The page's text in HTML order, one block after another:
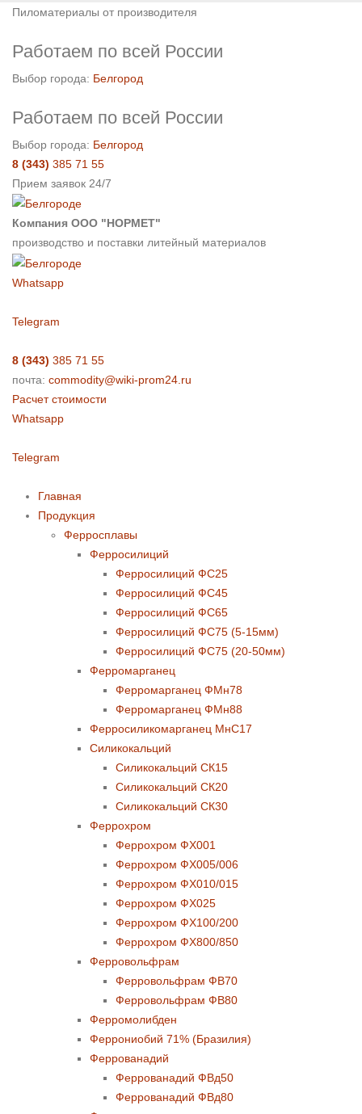
Пиломатериалы от производителя
Работаем по всей России
Выбор города: Белгород
Работаем по всей России
Выбор города: Белгород
8 (343) 385 71 55
Прием заявок 24/7
Компания ООО "НОРМЕТ"
производство и поставки литейный материалов
Whatsapp
Telegram
8 (343) 385 71 55
почта: commodity@wiki-prom24.ru
Расчет стоимости
Whatsapp
Telegram
Главная
Продукция
Ферросплавы
Ферросилиций
Ферросилиций ФС25
Ферросилиций ФС45
Ферросилиций ФС65
Ферросилиций ФС75 (5-15мм)
Ферросилиций ФС75 (20-50мм)
Ферромарганец
Ферромарганец ФМн78
Ферромарганец ФМн88
Ферросиликомарганец МнС17
Силикокальций
Силикокальций СК15
Силикокальций СК20
Силикокальций СК30
Феррохром
Феррохром ФХ001
Феррохром ФХ005/006
Феррохром ФХ010/015
Феррохром ФХ025
Феррохром ФХ100/200
Феррохром ФХ800/850
Ферровольфрам
Ферровольфрам ФВ70
Ферровольфрам ФВ80
Ферромолибден
Феррониобий 71% (Бразилия)
Феррованадий
Феррованадий ФВд50
Феррованадий ФВд80